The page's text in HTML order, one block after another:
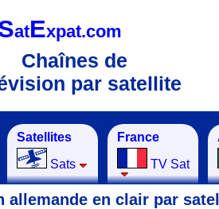
atExpat.com
Chaînes de
par satellite
Satellites
Sats
France
TV Sat
allemande en clair par